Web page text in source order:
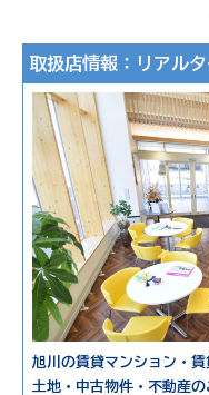
取扱店情報：リアル
旭川の賃貸マンション・
土地・中古物件・不動産の